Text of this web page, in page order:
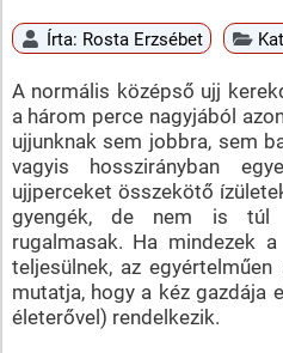
Írta: Rosta Erzsébet
A normális középső ujj
a három perce nagyjából
ujjunknak sem jobbra, sem
vagyis hosszirányban
ujjperceket összekötő
gyengék, de nem is túl
rugalmasak. Ha mindezek
teljesülnek, az
mutatja, hogy a kéz gazdája
életerővel) rendelkezik.